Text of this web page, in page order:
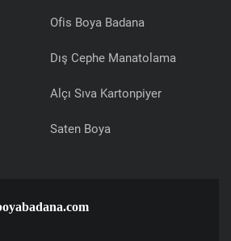
Ofis Boya Badana
Dış Cephe Manatolama
Alçı Sıva Kartonpiyer
Saten Boya